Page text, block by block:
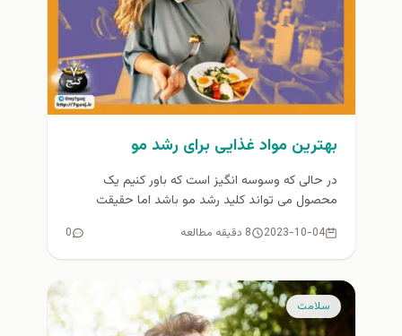
بهترین مواد غذایی برای رشد مو
در حالی که وسوسه انگیز است که باور کنیم یک
محصول می تواند کلید رشد مو باشد اما حقیقت
2023-10-04 8 دقیقه مطالعه 0
سلامت